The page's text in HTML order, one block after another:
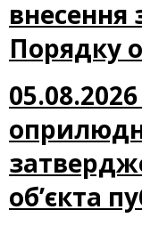
внесення
Порядку
об’єкта